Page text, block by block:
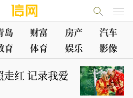
岛 财富 房产
汽车
育 体育 娱乐 影像
红 记录我爱